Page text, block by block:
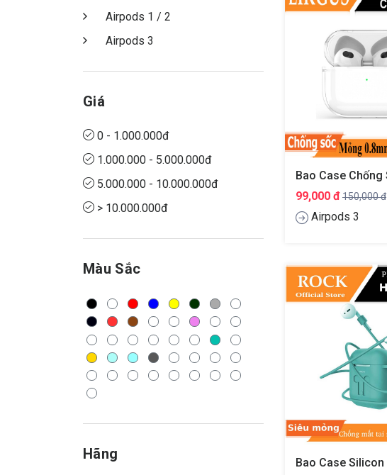
99,000 đ150,000 đ
Airpods 3
Airpods 1 / 2
Airpods 3
Giá
0 - 1.000.000đ
1.000.000 - 5.000.000đ
5.000.000 - 10.000.000đ
> 10.000.000đ
Màu Sắc
Hãng